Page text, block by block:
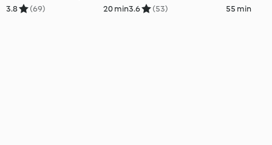
3.8 (69) 20 min3.6 (53) 55 min